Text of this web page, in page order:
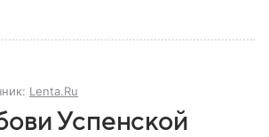
Lenta.Ru
Успенской